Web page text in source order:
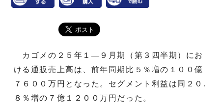
カゴメの２５年１―９月期（第３四半期）にお
ける通販売上高は、前年同期比５％増の１００億
７６００万円となった。セグメント利益は同２０.
８％増の７億１２００万円だった。